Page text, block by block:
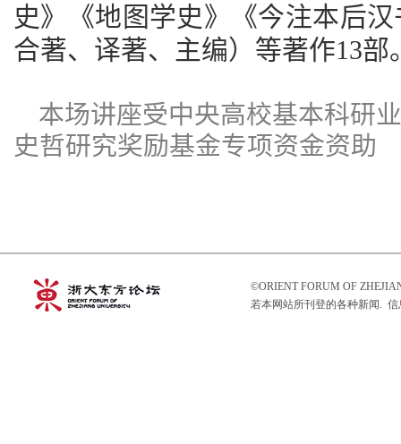
史》《地图学史》《今注本后
合著、译著、主编）等著作13部
本场讲座受中央高校基本科研
史哲研究奖励基金专项资金资助
©ORIENT FORUM OF
若本网站所刊登的各种新闻.